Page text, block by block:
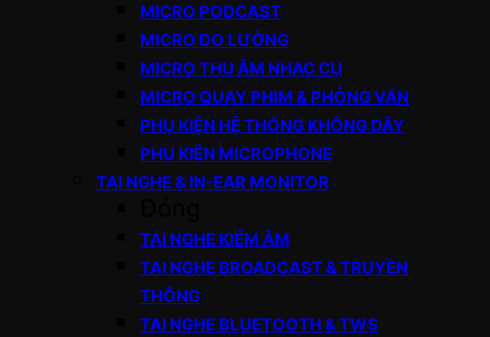
MICRO PODCAST
MICRO ĐO LƯỜNG
MICRO THU ÂM NHẠC CỤ
MICRO QUAY PHIM & PHỎNG VẤN
PHỤ KIỆN HỆ THỐNG KHÔNG DÂY
PHỤ KIỆN MICROPHONE
TAI NGHE & IN-EAR MONITOR
TAI NGHE KIỂM ÂM
TAI NGHE BROADCAST & TRUYỀN
THÔNG
TAI NGHE BLUETOOTH & TWS